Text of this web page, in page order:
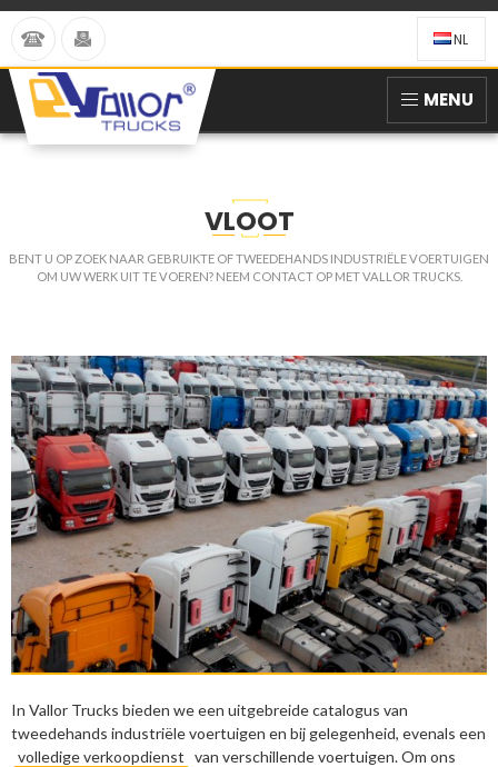
NL
MENU
VLOOT
BENT U OP ZOEK NAAR GEBRUIKTE OF TWEEDEHANDS INDUSTRIËLE VOERTUIGEN
OM UW WERK UIT TE VOEREN? NEEM CONTACT OP MET VALLOR TRUCKS.
In Vallor Trucks bieden we een uitgebreide catalogus van
tweedehands industriële voertuigen en bij gelegenheid, evenals een
volledige verkoopdienst van verschillende voertuigen. Om ons